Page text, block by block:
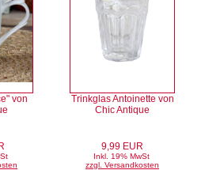
von
Trinkglas Antoinette von
Chic Antique
9,99 EUR
Inkl. 19% MwSt
zzgl. Versandkosten